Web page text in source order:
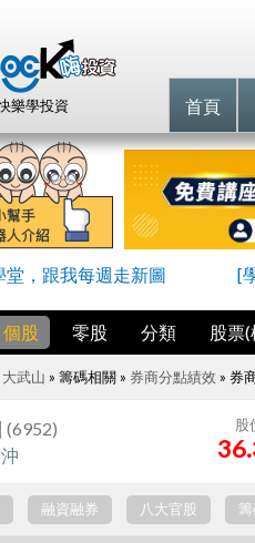
樂學投資 首頁
堂，跟我每週走新圖 [
個股 零股 分類 股票
大武山 » 籌碼相關 » 券商分點績效 » 券
(6952)
股
融資融券 八大官股